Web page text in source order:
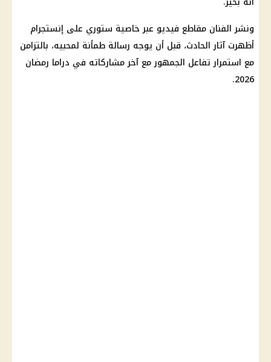
ونشر الفنان مقاطع فيديو عبر خاصية ستوري على إنستجرام
أظهرت آثار الحادث، قبل أن يوجه رسالة طمأنة لمحبيه، بالتزامن
مع استمرار تفاعل الجمهور مع آخر مشاركاته في دراما رمضان
2026.